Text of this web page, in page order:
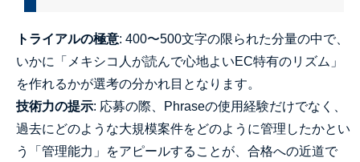
トライアルの極意: 400〜500文字の限られた分量の中で、
いかに「メキシコ人が読んで心地よいEC特有のリズム」
を作れるかが選考の分かれ目となります。
技術力の提示: 応募の際、Phraseの使用経験だけでなく、
過去にどのような大規模案件をどのように管理したかとい
う「管理能力」をアピールすることが、合格への近道で